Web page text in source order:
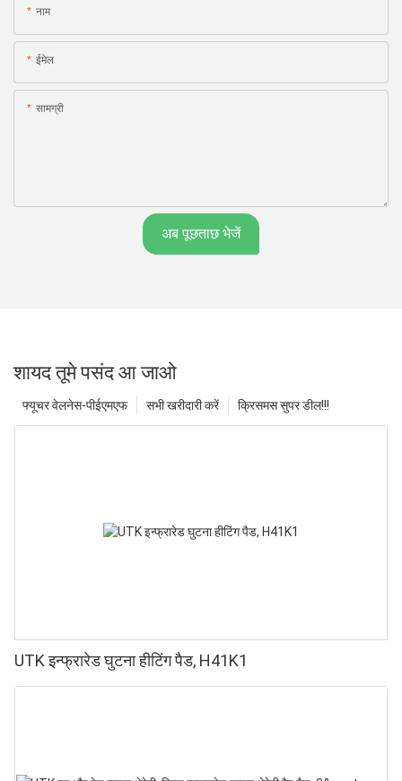
नाम
ईमेल
सामग्री
अब पूछताछ भेजें
शायद तूमे पसंद आ जाओ
क्रिसमस सुपर डील!!!
सभी खरीदारी करें
फ्यूचर वेलनेस-पीईएमएफ
UTK इन्फ्रारेड घुटना हीटिंग पैड, H41K1